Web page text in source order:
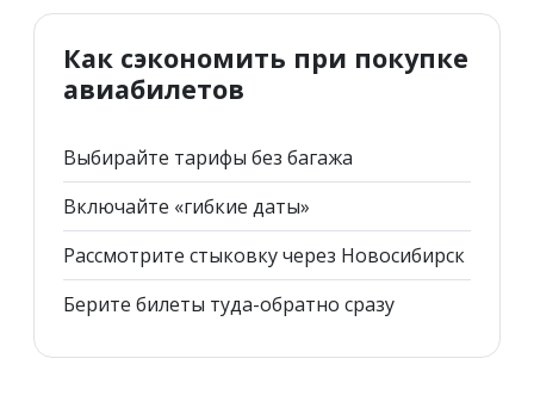
Как сэкономить при покупке
авиабилетов
Выбирайте тарифы без багажа
Включайте «гибкие даты»
Рассмотрите стыковку через Новосибирск
Берите билеты туда-обратно сразу